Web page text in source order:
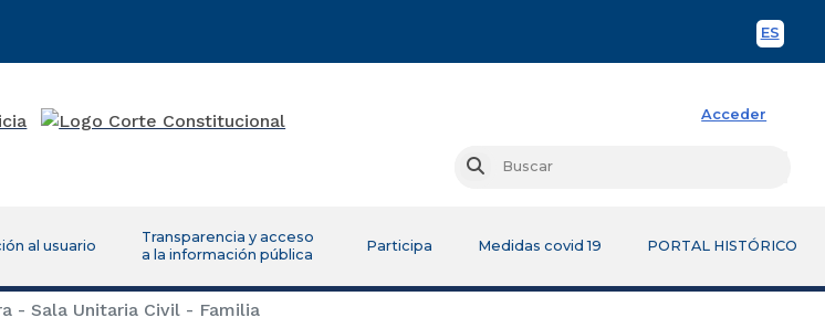
ES
Acceder
Buscar
al usuario
Transparencia y acceso
a la información pública
Participa Medidas covid 19 PORTAL HISTÓRICO
- Sala Unitaria Civil - Familia